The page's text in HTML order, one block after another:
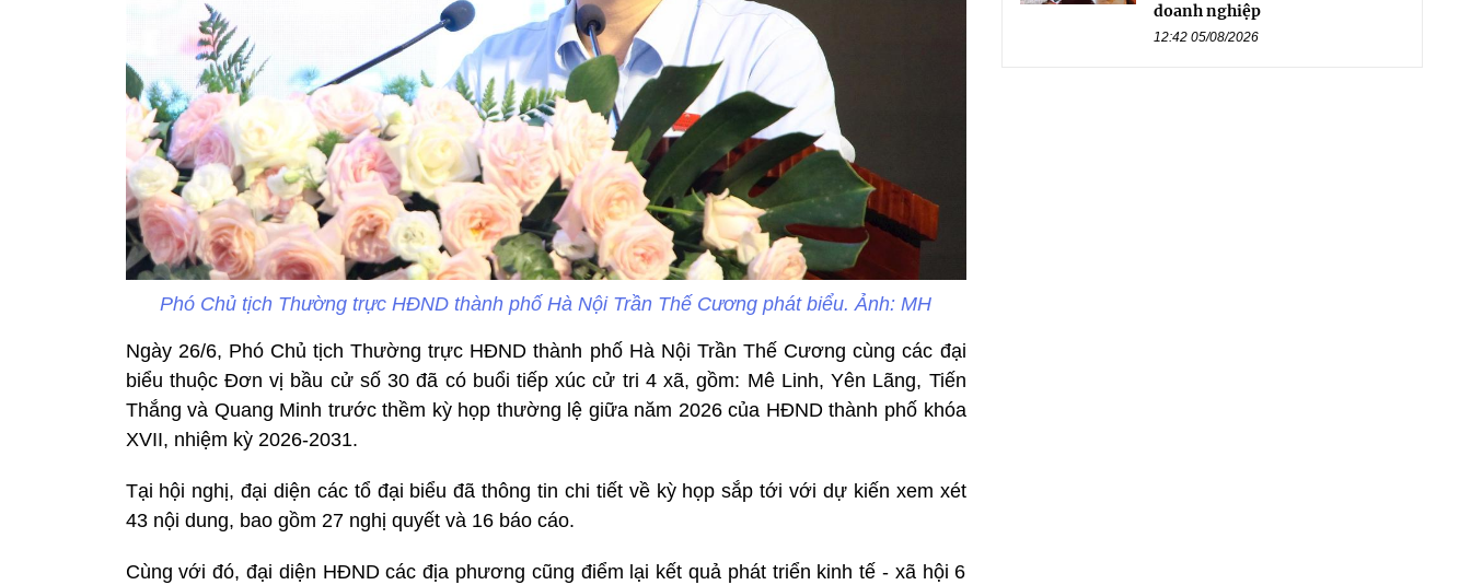
Phó Chủ tịch Thường trực HĐND thành phố Hà Nội Trần Thế Cương phát biểu. Ảnh: MH
Ngày 26/6, Phó Chủ tịch Thường trực HĐND thành phố Hà Nội Trần Thế Cương cùng các đại
biểu thuộc Đơn vị bầu cử số 30 đã có buổi tiếp xúc cử tri 4 xã, gồm: Mê Linh, Yên Lãng, Tiến
Thắng và Quang Minh trước thềm kỳ họp thường lệ giữa năm 2026 của HĐND thành phố khóa
XVII, nhiệm kỳ 2026-2031.
Tại hội nghị, đại diện các tổ đại biểu đã thông tin chi tiết về kỳ họp sắp tới với dự kiến xem xét
43 nội dung, bao gồm 27 nghị quyết và 16 báo cáo.
Cùng với đó, đại diện HĐND các địa phương cũng điểm lại kết quả phát triển kinh tế - xã hội 6
doanh nghiệp
12:42 05/08/2026